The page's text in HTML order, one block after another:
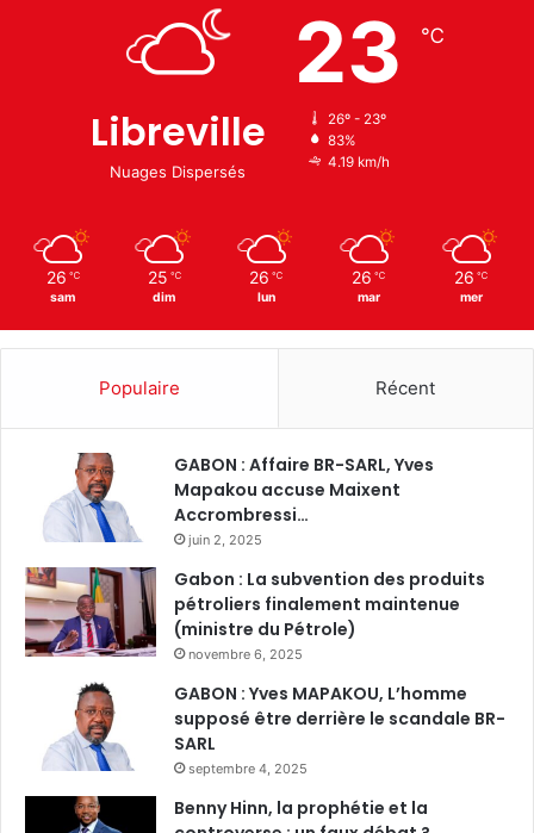
Libreville
Nuages Dispersés
23 ℃
26º - 23º
83%
4.19 km/h
26 ℃
sam
25 ℃
dim
26 ℃
lun
26 ℃
mar
26 ℃
mer
Populaire Récent
GABON : Affaire BR-SARL, Yves
Mapakou accuse Maixent
Accrombressi…
juin 2, 2025
Gabon : La subvention des produits
pétroliers finalement maintenue
(ministre du Pétrole)
novembre 6, 2025
GABON : Yves MAPAKOU, L’homme
supposé être derrière le scandale BR-
SARL
septembre 4, 2025
Benny Hinn, la prophétie et la